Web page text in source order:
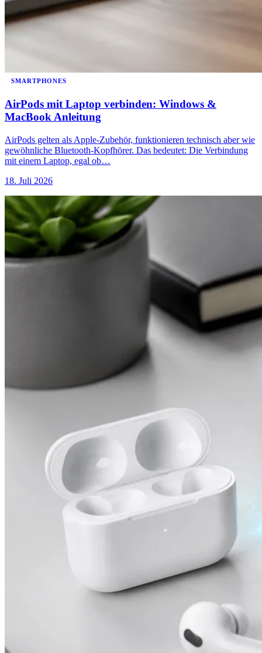
SMARTPHONES
AirPods mit Laptop verbinden: Windows &
MacBook Anleitung
AirPods gelten als Apple-Zubehör, funktionieren technisch aber wie
gewöhnliche Bluetooth-Kopfhörer. Das bedeutet: Die Verbindung
mit einem Laptop, egal ob…
18. Juli 2026